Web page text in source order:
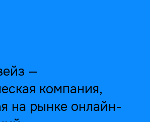
Успешно работаем
11
лет